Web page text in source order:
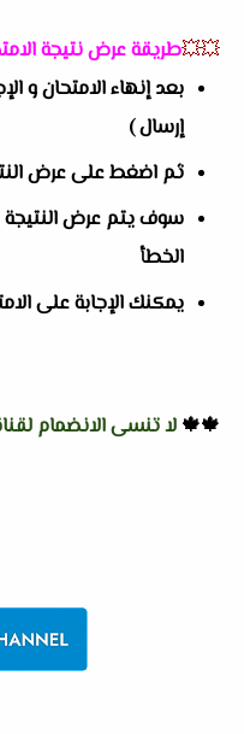
💥💥طريقة عرض نتيجة
بعد إنهاء الامتحان و
إرسال )
ثم اضغط على عرض
سوف يتم عرض النتيجة
الخطأ
يمكنك الإجابة على
🍁🍁 لا تنسى الانضمام